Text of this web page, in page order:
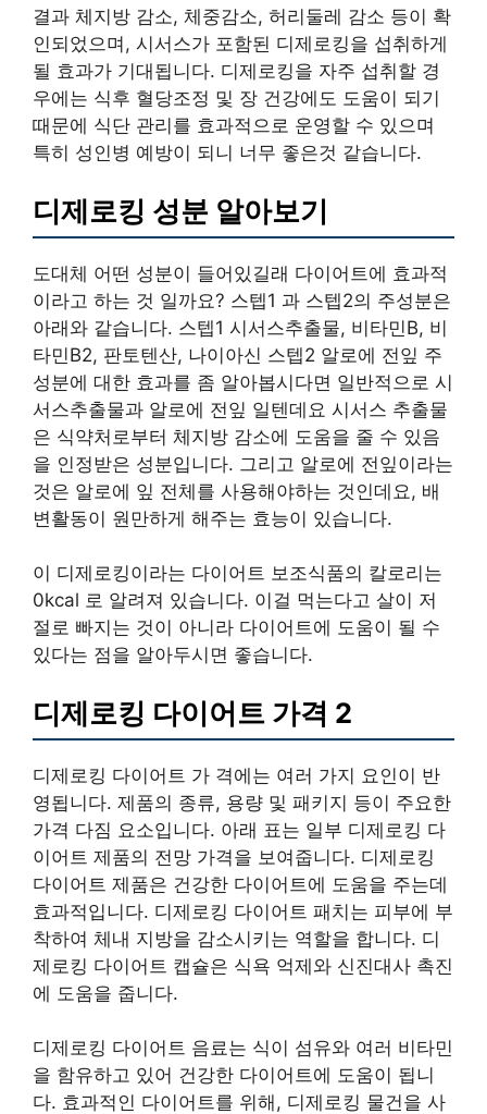
결과 체지방 감소, 체중감소, 허리둘레 감소 등이 확
인되었으며, 시서스가 포함된 디제로킹을 섭취하게
될 효과가 기대됩니다. 디제로킹을 자주 섭취할 경
우에는 식후 혈당조정 및 장 건강에도 도움이 되기
때문에 식단 관리를 효과적으로 운영할 수 있으며
특히 성인병 예방이 되니 너무 좋은것 같습니다.
디제로킹 성분 알아보기
도대체 어떤 성분이 들어있길래 다이어트에 효과적
이라고 하는 것 일까요? 스텝1 과 스텝2의 주성분은
아래와 같습니다. 스텝1 시서스추출물, 비타민B, 비
타민B2, 판토텐산, 나이아신 스텝2 알로에 전잎 주
성분에 대한 효과를 좀 알아봅시다면 일반적으로 시
서스추출물과 알로에 전잎 일텐데요 시서스 추출물
은 식약처로부터 체지방 감소에 도움을 줄 수 있음
을 인정받은 성분입니다. 그리고 알로에 전잎이라는
것은 알로에 잎 전체를 사용해야하는 것인데요, 배
변활동이 원만하게 해주는 효능이 있습니다.
이 디제로킹이라는 다이어트 보조식품의 칼로리는
0kcal 로 알려져 있습니다. 이걸 먹는다고 살이 저
절로 빠지는 것이 아니라 다이어트에 도움이 될 수
있다는 점을 알아두시면 좋습니다.
디제로킹 다이어트 가격 2
디제로킹 다이어트 가 격에는 여러 가지 요인이 반
영됩니다. 제품의 종류, 용량 및 패키지 등이 주요한
가격 다짐 요소입니다. 아래 표는 일부 디제로킹 다
이어트 제품의 전망 가격을 보여줍니다. 디제로킹
다이어트 제품은 건강한 다이어트에 도움을 주는데
효과적입니다. 디제로킹 다이어트 패치는 피부에 부
착하여 체내 지방을 감소시키는 역할을 합니다. 디
제로킹 다이어트 캡슐은 식욕 억제와 신진대사 촉진
에 도움을 줍니다.
디제로킹 다이어트 음료는 식이 섬유와 여러 비타민
을 함유하고 있어 건강한 다이어트에 도움이 됩니
다. 효과적인 다이어트를 위해, 디제로킹 물건을 사